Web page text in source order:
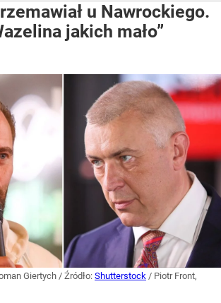
u Nawrockiego.
jakich mało”
Giertych / Źródło: Shutterstock / Piotr Front,